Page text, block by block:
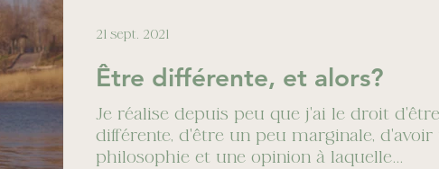
Être différente, et alors?
Je réalise depuis peu que j'ai le droit d'être
différente, d'être un peu marginale, d'avoir
philosophie et une opinion à laquelle...
21 sept. 2021